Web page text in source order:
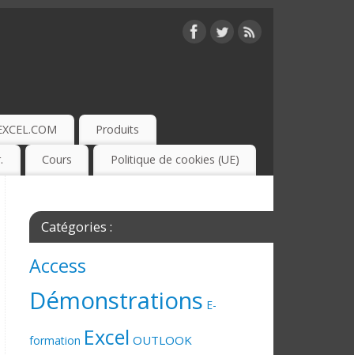
Produits
Cours Politique de cookies (UE)
Catégories :
Access
Démonstrations E-
formation Excel OUTLOOK